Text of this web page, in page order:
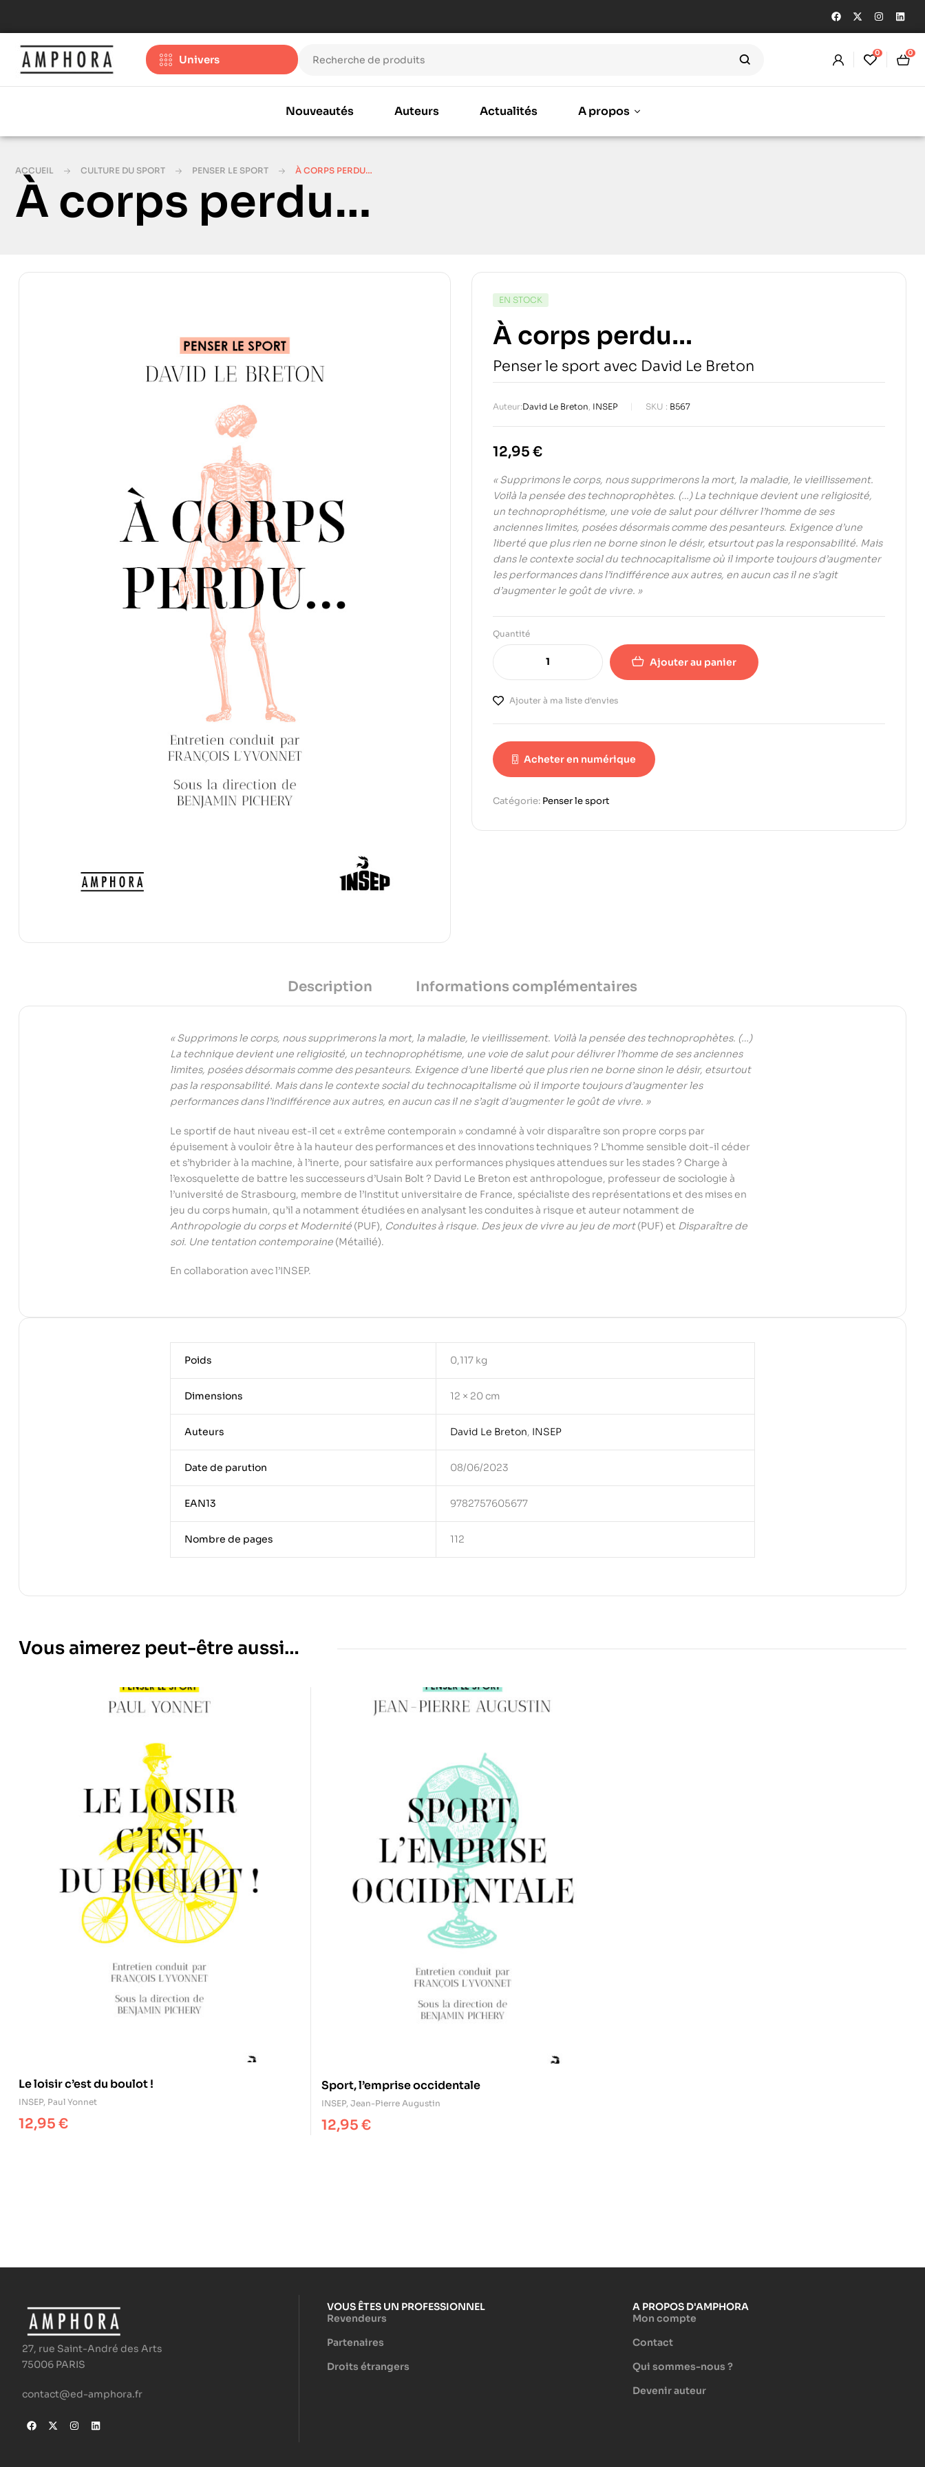
Univers
0 0
Nouveautés Auteurs Actualités A propos
À corps perdu…
ACCUEIL CULTURE DU SPORT PENSER LE SPORT À CORPS PERDU…
EN STOCK
À corps perdu…
Penser le sport avec David Le Breton
Auteur:David Le Breton INSEP SKU : B567
12,95 €
« Supprimons le corps, nous supprimerons la mort, la maladie, le vieillissement.
Voilà la pensée des technoprophètes. (…) La technique devient une religiosité,
un technoprophétisme, une voie de salut pour délivrer l’homme de ses
anciennes limites, posées désormais comme des pesanteurs. Exigence d’une
liberté que plus rien ne borne sinon le désir, etsurtout pas la responsabilité. Mais
dans le contexte social du technocapitalisme où il importe toujours d’augmenter
les performances dans l’indifférence aux autres, en aucun cas il ne s’agit
d’augmenter le goût de vivre. »
Quantité
Ajouter au panier
Ajouter à ma liste d'envies
Acheter en numérique
Catégorie: Penser le sport
Description Informations complémentaires
« Supprimons le corps, nous supprimerons la mort, la maladie, le vieillissement. Voilà la pensée des technoprophètes. (…)
La technique devient une religiosité, un technoprophétisme, une voie de salut pour délivrer l’homme de ses anciennes
limites, posées désormais comme des pesanteurs. Exigence d’une liberté que plus rien ne borne sinon le désir, etsurtout
pas la responsabilité. Mais dans le contexte social du technocapitalisme où il importe toujours d’augmenter les
performances dans l’indifférence aux autres, en aucun cas il ne s’agit d’augmenter le goût de vivre. »
Le sportif de haut niveau est-il cet « extrême contemporain » condamné à voir disparaître son propre corps par
épuisement à vouloir être à la hauteur des performances et des innovations techniques ? L’homme sensible doit-il céder
et s’hybrider à la machine, à l’inerte, pour satisfaire aux performances physiques attendues sur les stades ? Charge à
l’exosquelette de battre les successeurs d’Usain Bolt ? David Le Breton est anthropologue, professeur de sociologie à
l’université de Strasbourg, membre de l’Institut universitaire de France, spécialiste des représentations et des mises en
jeu du corps humain, qu’il a notamment étudiées en analysant les conduites à risque et auteur notamment de
Anthropologie du corps et Modernité (PUF), Conduites à risque. Des jeux de vivre au jeu de mort(PUF) et Disparaître de
soi. Une tentation contemporaine (Métailié).
En collaboration avec l’INSEP.
Poids 0,117 kg
Dimensions 12 × 20 cm
Auteurs David Le Breton, INSEP
Date de parution 08/06/2023
EAN13 9782757605677
Nombre de pages 112
Vous aimerez peut-être aussi…
Le loisir c’est du boulot !
INSEP, Paul Yonnet
12,95 €
Sport, l’emprise occidentale
INSEP, Jean-Pierre Augustin
12,95 €
27, rue Saint-André des Arts
75006 PARIS
contact@ed-amphora.fr
VOUS ÊTES UN PROFESSIONNEL
Revendeurs
Partenaires
Droits étrangers
A PROPOS D'AMPHORA
Mon compte
Contact
Qui sommes-nous ?
Devenir auteur